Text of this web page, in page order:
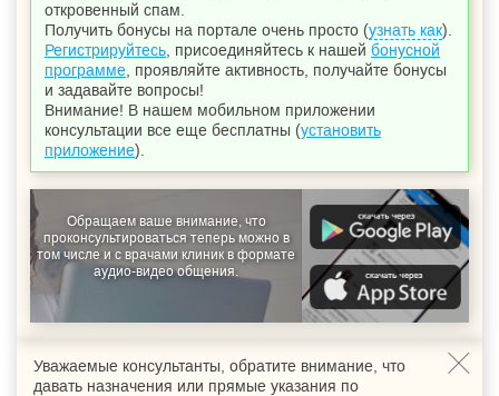
откровенный спам.
Получить бонусы на портале очень просто (узнать как).
Регистрируйтесь , присоединяйтесь к нашей бонусной
программе , проявляйте активность, получайте бонусы
и задавайте вопросы!
Внимание! В нашем мобильном приложении
консультации все еще бесплатны (установить
приложение).
Обращаем ваше внимание, что
проконсультироваться теперь можно в
том числе и с врачами клиник в формате
аудио-видео общения.
Уважаемые консультанты, обратите внимание, что
давать назначения или прямые указания по